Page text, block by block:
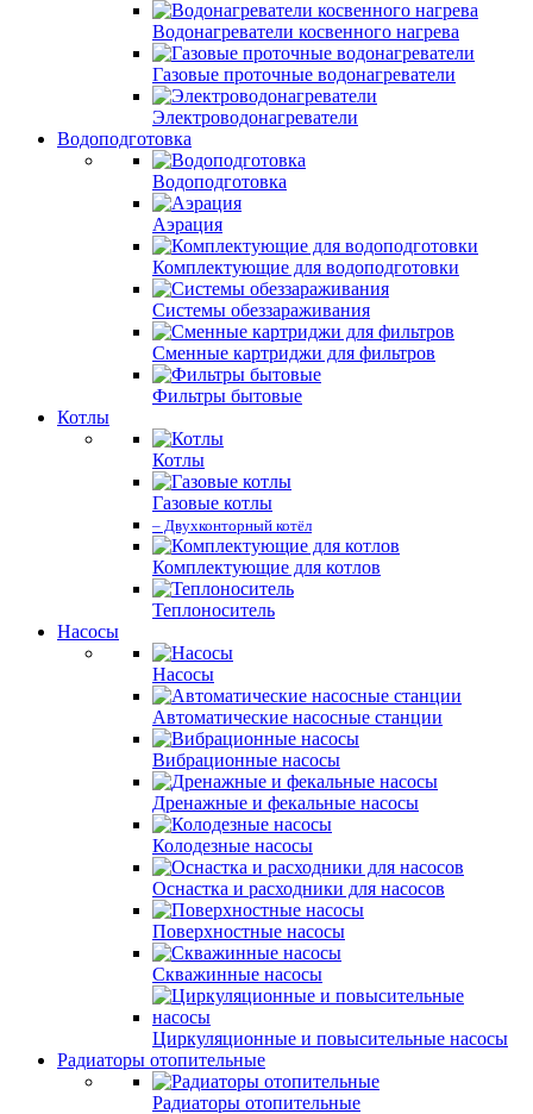
Водонагреватели косвенного нагрева
Газовые проточные водонагреватели
Электроводонагреватели
Водоподготовка
Водоподготовка
Аэрация
Комплектующие для водоподготовки
Системы обеззараживания
Сменные картриджи для фильтров
Фильтры бытовые
Котлы
Котлы
Газовые котлы
– Двухконторный котёл
Комплектующие для котлов
Теплоноситель
Насосы
Насосы
Автоматические насосные станции
Вибрационные насосы
Дренажные и фекальные насосы
Колодезные насосы
Оснастка и расходники для насосов
Поверхностные насосы
Скважинные насосы
Циркуляционные и повысительные насосы
Радиаторы отопительные
Радиаторы отопительные